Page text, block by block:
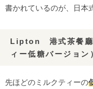
書かれているのが、日本
Lipton 港式茶餐廳
ィー低糖バージョン
先ほどのミルクティーの